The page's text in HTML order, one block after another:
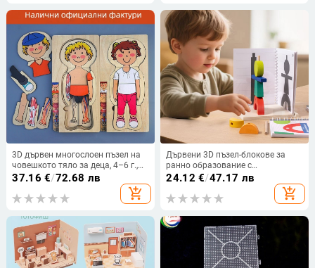
3D дървен многослоен пъзел на
човешкото тяло за деца, 4–6 г.,
персонализиран дизайн
37.16 €/72.68 лв
add_shopping_cart
Дървени 3D пъзел-блокове за
ранно образование с
разпознаване на сенки, OEM
24.12 €/47.17 лв
add_shopping_cart